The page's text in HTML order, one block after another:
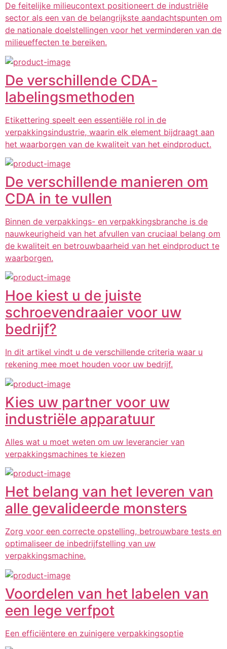
De feitelijke milieucontext positioneert de industriële
sector als een van de belangrijkste aandachtspunten om
de nationale doelstellingen voor het verminderen van de
milieueffecten te bereiken.
De verschillende CDA-
labelingsmethoden
Etikettering speelt een essentiële rol in de
verpakkingsindustrie, waarin elk element bijdraagt aan
het waarborgen van de kwaliteit van het eindproduct.
De verschillende manieren om
CDA in te vullen
Binnen de verpakkings- en verpakkingsbranche is de
nauwkeurigheid van het afvullen van cruciaal belang om
de kwaliteit en betrouwbaarheid van het eindproduct te
waarborgen.
Hoe kiest u de juiste
schroevendraaier voor uw
bedrijf?
In dit artikel vindt u de verschillende criteria waar u
rekening mee moet houden voor uw bedrijf.
Kies uw partner voor uw
industriële apparatuur
Alles wat u moet weten om uw leverancier van
verpakkingsmachines te kiezen
Het belang van het leveren van
alle gevalideerde monsters
Zorg voor een correcte opstelling, betrouwbare tests en
optimaliseer de inbedrijfstelling van uw
verpakkingsmachine.
Voordelen van het labelen van
een lege verfpot
Een efficiëntere en zuinigere verpakkingsoptie